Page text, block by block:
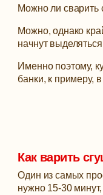
Можно ли сварить
Можно, однако
начнут
Именно поэтому,
банки, к примеру,
Как варить
Один из самых
нужно 15-30